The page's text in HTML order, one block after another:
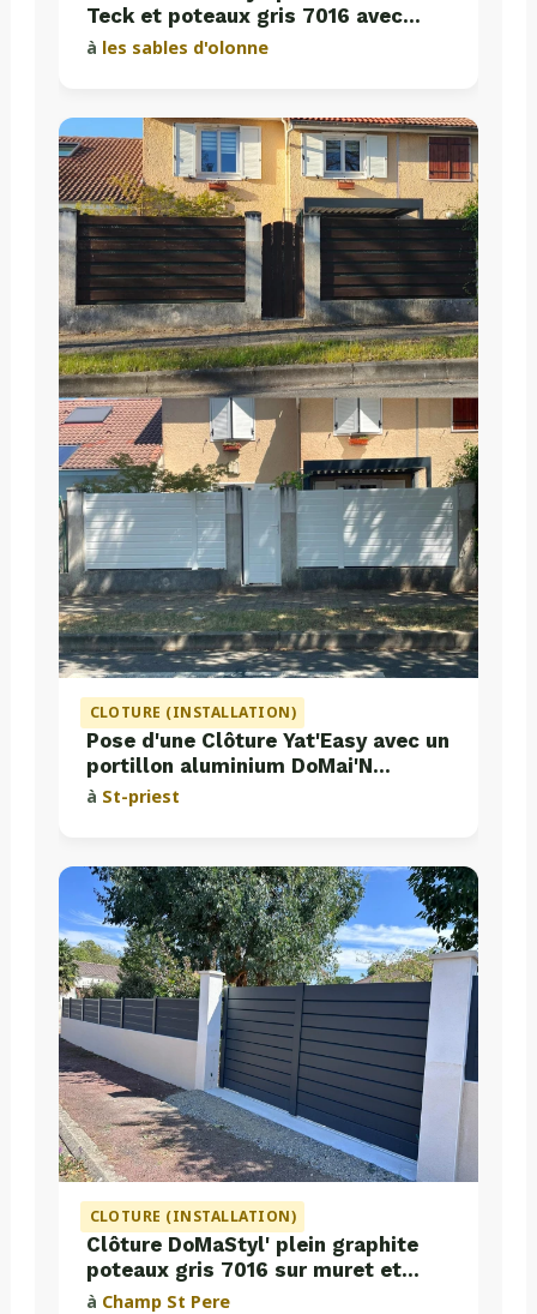
Teck et poteaux gris 7016 avec
plaques de soubassement béton
à les sables d'olonne
CLOTURE (INSTALLATION)
Pose d'une Clôture Yat'Easy avec un
portillon aluminium DoMai'N
Colmont
à St-priest
CLOTURE (INSTALLATION)
Clôture DoMaStyl' plein graphite
poteaux gris 7016 sur muret et
portail coulissant Classic Strong
à Champ St Pere